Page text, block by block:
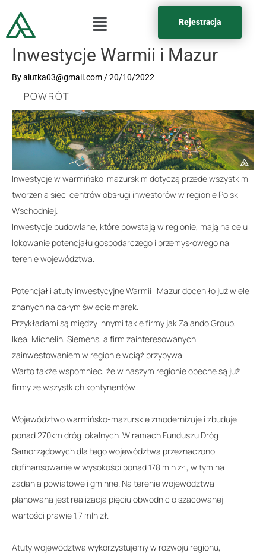
Rejestracja
Inwestycje Warmii i Mazur
Byalutka03@gmail.com /20/10/2022
POWRÓT
Inwestycje w warmińsko-mazurskim dotyczą przede wszystkim
tworzenia sieci centrów obsługi inwestorów w regionie Polski
Wschodniej.
Inwestycje budowlane, które powstają w regionie, mają na celu
lokowanie potencjału gospodarczego i przemysłowego na
terenie województwa.
Potencjał i atuty inwestycyjne Warmii i Mazur doceniło już wiele
znanych na całym świecie marek.
Przykładami są między innymi takie firmy jak Zalando Group,
Ikea, Michelin, Siemens, a firm zainteresowanych
zainwestowaniem w regionie wciąż przybywa.
Warto także wspomnieć, że w naszym regionie obecne są już
firmy ze wszystkich kontynentów.
Województwo warmińsko-mazurskie zmodernizuje i zbuduje
ponad 270km dróg lokalnych. W ramach Funduszu Dróg
Samorządowych dla tego województwa przeznaczono
dofinansowanie w wysokości ponad 178 mln zł., w tym na
zadania powiatowe i gminne. Na terenie województwa
planowana jest realizacja pięciu obwodnic o szacowanej
wartości prawie 1,7 mln zł.
Atuty województwa wykorzystujemy w rozwoju regionu,